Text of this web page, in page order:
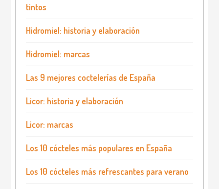
tintos
Hidromiel: historia y elaboración
Hidromiel: marcas
Las 9 mejores coctelerías de España
Licor: historia y elaboración
Licor: marcas
Los 10 cócteles más populares en España
Los 10 cócteles más refrescantes para verano